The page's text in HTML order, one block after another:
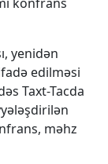
yenidən
edilməsi
Taxt-Tacda
məhz